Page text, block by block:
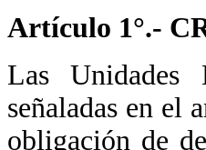
Artículo 1°.-
Las Unidades
señaladas en el
obligación de